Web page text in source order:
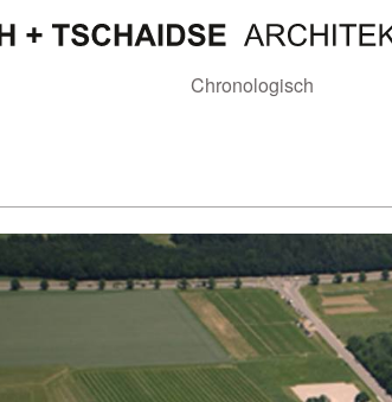
Chronologisch